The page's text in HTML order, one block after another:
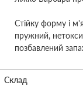
Стійку форму і
пружний,
позбавлений